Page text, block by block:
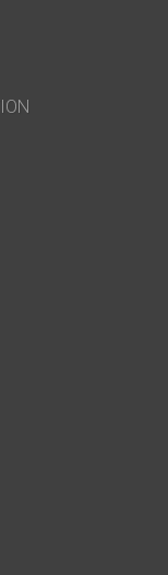
anpassa
och
från din
med. Dessa kan i